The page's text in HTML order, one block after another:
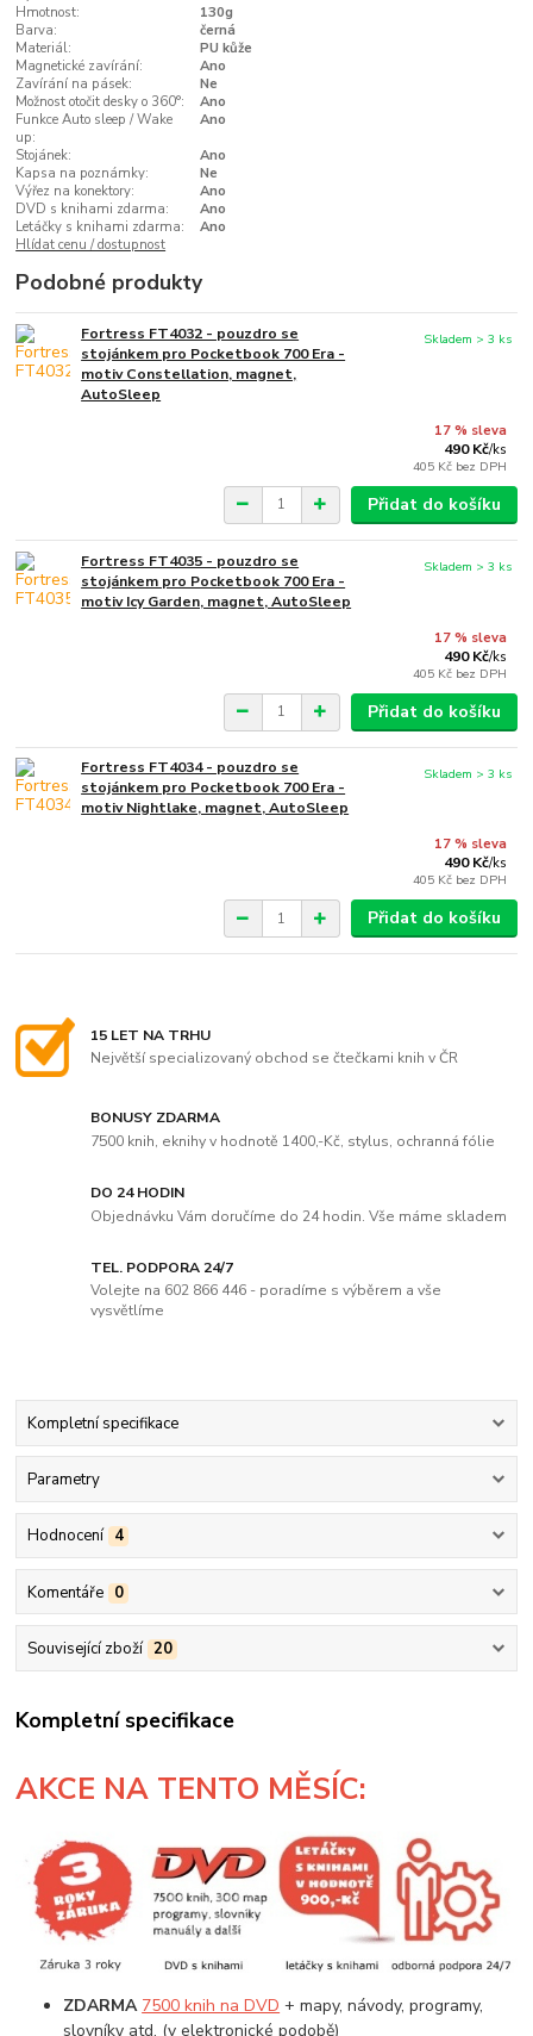
Hmotnost:
130g
Barva:
černá
Materiál:
PU kůže
Magnetické zavírání:
Ano
Zavírání na pásek:
Ne
Možnost otočit desky o 360°:
Ano
Funkce Auto sleep / Wake
up:
Ano
Stojánek:
Ano
Kapsa na poznámky:
Ne
Výřez na konektory:
Ano
DVD s knihami zdarma:
Ano
Letáčky s knihami zdarma:
Ano
Hlídat cenu / dostupnost
Podobné produkty
Fortress FT4032 - pouzdro se
stojánkem pro Pocketbook 700 Era -
motiv Constellation, magnet,
AutoSleep
17 % sleva
490 Kč/ks
405 Kč bez DPH
Skladem > 3 ks
Přidat do košíku
Fortress FT4035 - pouzdro se
stojánkem pro Pocketbook 700 Era -
motiv Icy Garden, magnet, AutoSleep
17 % sleva
490 Kč/ks
405 Kč bez DPH
Skladem > 3 ks
Přidat do košíku
Fortress FT4034 - pouzdro se
stojánkem pro Pocketbook 700 Era -
motiv Nightlake, magnet, AutoSleep
17 % sleva
490 Kč/ks
405 Kč bez DPH
Skladem > 3 ks
Přidat do košíku
15 LET NA TRHU
Největší specializovaný obchod se čtečkami knih v ČR
BONUSY ZDARMA
7500 knih, eknihy v hodnotě 1400,-Kč, stylus, ochranná fólie
DO 24 HODIN
Objednávku Vám doručíme do 24 hodin. Vše máme skladem
TEL. PODPORA 24/7
Volejte na 602 866 446 - poradíme s výběrem a vše
vysvětlíme
Kompletní specifikace
Parametry
Hodnocení 4
Komentáře 0
Související zboží 20
Kompletní specifikace
AKCE NA TENTO MĚSÍC:
ZDARMA 7500 knih na DVD + mapy, návody, programy,
slovníky atd. (v elektronické podobě)